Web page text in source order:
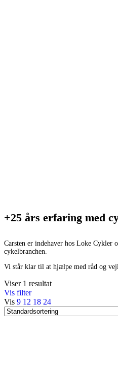
+25 års erfaring med
Carsten er indehaver hos Loke Cykler
cykelbranchen.
Vi står klar til at hjælpe med råd og
Viser 1 resultat
Vis filter
Vis 9 12 18 24